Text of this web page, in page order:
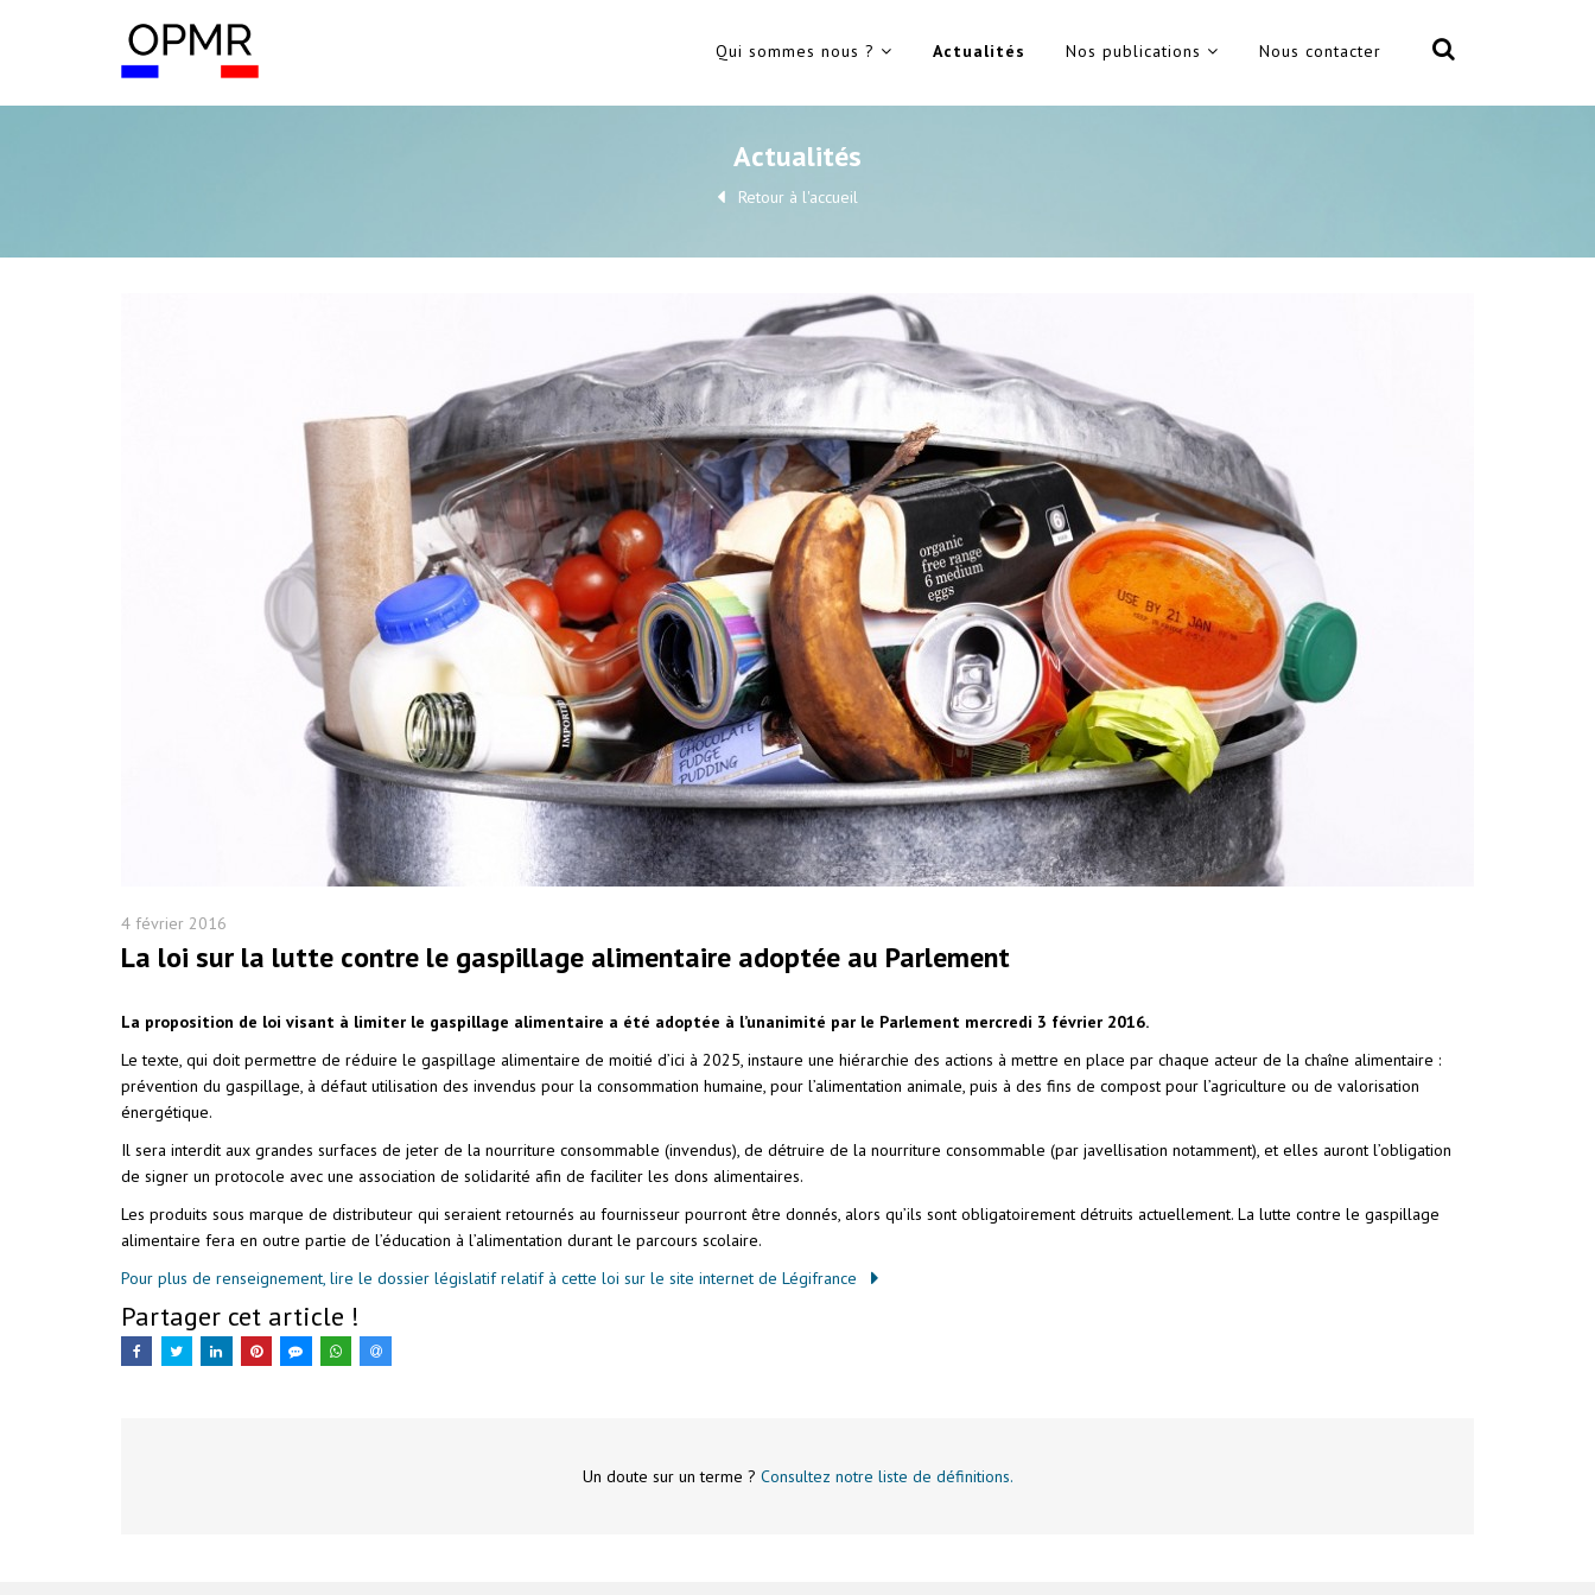
Qui sommes nous ? Actualités Nos publications Nous contacter
Actualités
Retour à l'accueil
4 février 2016
La loi sur la lutte contre le gaspillage alimentaire adoptée au Parlement
La proposition de loi visant à limiter le gaspillage alimentaire a été adoptée à l’unanimité par le Parlement mercredi 3 février 2016.
Le texte, qui doit permettre de réduire le gaspillage alimentaire de moitié d’ici à 2025, instaure une hiérarchie des actions à mettre en place par chaque acteur de la chaîne alimentaire :
prévention du gaspillage, à défaut utilisation des invendus pour la consommation humaine, pour l’alimentation animale, puis à des fins de compost pour l’agriculture ou de valorisation
énergétique.
Il sera interdit aux grandes surfaces de jeter de la nourriture consommable (invendus), de détruire de la nourriture consommable (par javellisation notamment), et elles auront l’obligation
de signer un protocole avec une association de solidarité afin de faciliter les dons alimentaires.
Les produits sous marque de distributeur qui seraient retournés au fournisseur pourront être donnés, alors qu’ils sont obligatoirement détruits actuellement. La lutte contre le gaspillage
alimentaire fera en outre partie de l’éducation à l’alimentation durant le parcours scolaire.
Pour plus de renseignement, lire le dossier législatif relatif à cette loi sur le site internet de Légifrance
Partager cet article !
Un doute sur un terme ? Consultez notre liste de définitions.